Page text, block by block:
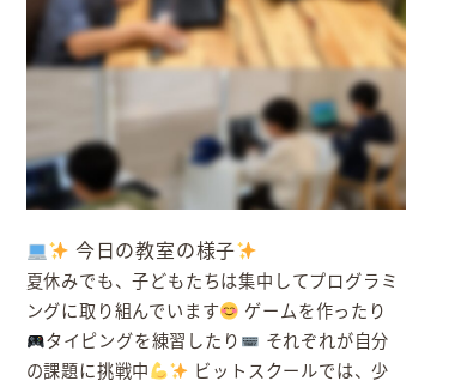
今日の教室の様子
夏休みでも、子どもたちは集中してプログラミ
ングに取り組んでいます
ゲームを作ったり
タイピングを練習したり
それぞれが自分
の課題に挑戦中
ビットスクールでは、少